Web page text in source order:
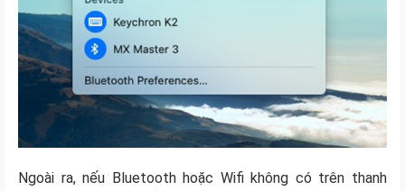
Ngoài ra, nếu Bluetooth hoặc Wifi không có trên thanh